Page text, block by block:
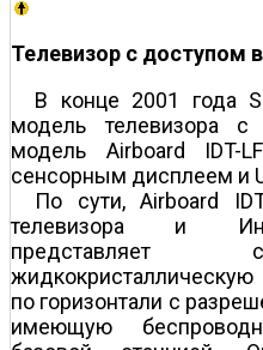
Телевизор с доступом
В конце 2001 года
модель телевизора
модель Airboard IDT-
сенсорным дисплеем и
По сути, Airboard
телевизора и
представляет
по горизонтали с
имеющую